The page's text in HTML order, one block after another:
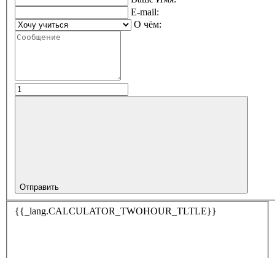
E-mail:
О чём:
Отправить
{{_lang.CALCULATOR_TWOHOUR_TLTLE}}